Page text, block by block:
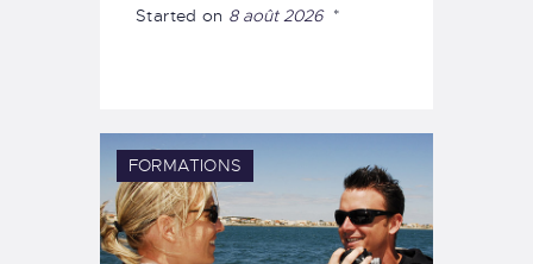
Started on 8 août 2026
FORMATIONS